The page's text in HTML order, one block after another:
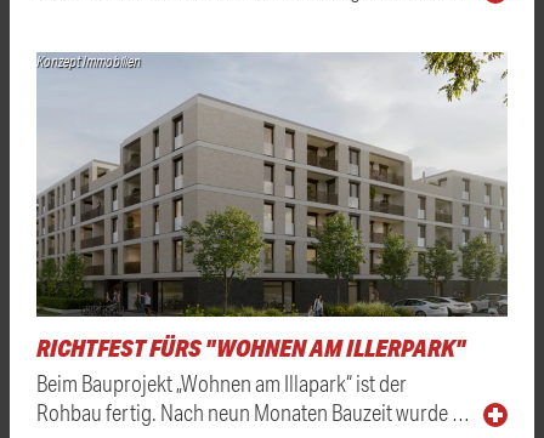
Konzept Immobilien
RICHTFEST FÜRS "WOHNEN AM ILLERPARK"
Beim Bauprojekt „Wohnen am Illapark“ ist der
Rohbau fertig. Nach neun Monaten Bauzeit wurde …